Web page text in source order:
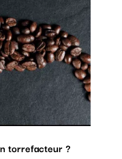
torrefacteur ?